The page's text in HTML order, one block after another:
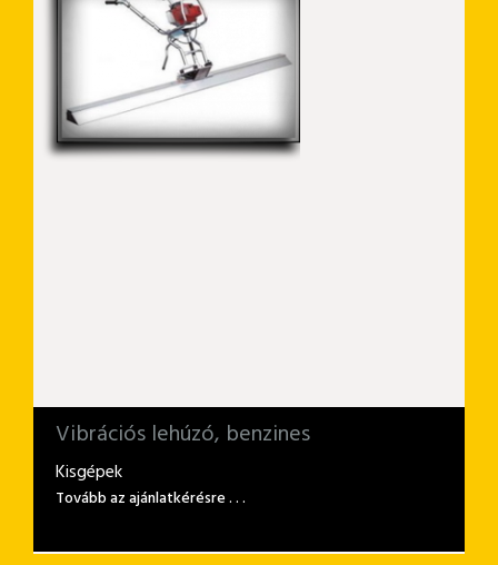
Vibrációs lehúzó, benzines
Kisgépek
Tovább az ajánlatkérésre . . .